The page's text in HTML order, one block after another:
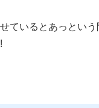
ているとあっとい